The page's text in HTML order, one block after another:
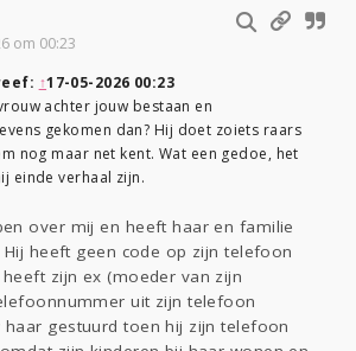
om 00:23
↑17-05-2026 00:23
achter jouw bestaan en
gekomen dan? Hij doet zoiets raars
nog maar net kent. Wat een gedoe, het
einde verhaal zijn.
over mij en heeft haar en familie
heeft geen code op zijn telefoon
zijn ex (moeder van zijn
uit zijn telefoon
haar gestuurd toen hij zijn telefoon